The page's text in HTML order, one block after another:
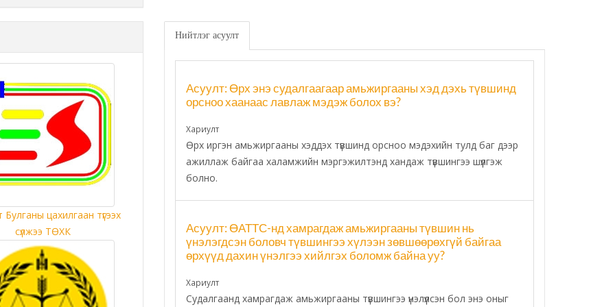
иргэний хуучин гэрээ
газар эзэмших гэрээ
ажлыг холбогдох хууль,
барилга, хот
бүртгүүлэхийг газар
Булганы цахилгаан түгээх
сүлжээ ТӨХК
Нийтлэг асуулт
Асуулт: Өрх энэ судалгаагаар амьжиргааны хэд дэхь түвшинд
орсноо хаанаас лавлаж мэдэж болох вэ?
Хариулт
Өрх иргэн амьжиргааны хэддэх түвшинд орсноо мэдэхийн тулд баг дээр
ажиллаж байгаа халамжийн мэргэжилтэнд хандаж түвшингээ шүүлгэж
болно.
Асуулт: ӨАТТС-нд хамрагдаж амьжиргааны түвшин нь
үнэлэгдсэн боловч түвшингээ хүлээн зөвшөөрөхгүй байгаа
өрхүүд дахин үнэлгээ хийлгэх боломж байна уу?
Хариулт
Судалгаанд хамрагдаж амьжиргааны түвшингээ үнэлүүлсэн бол энэ оныг